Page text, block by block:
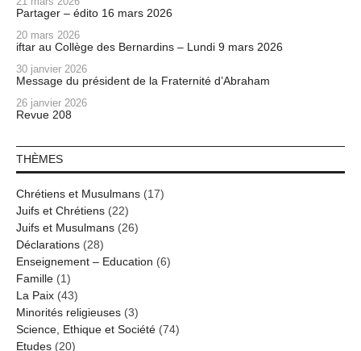
Partager – édito 16 mars 2026
20 mars 2026
iftar au Collège des Bernardins – Lundi 9 mars 2026
30 janvier 2026
Message du président de la Fraternité d’Abraham
26 janvier 2026
Revue 208
THÈMES
Chrétiens et Musulmans (17)
Juifs et Chrétiens (22)
Juifs et Musulmans (26)
Déclarations (28)
Enseignement – Education (6)
Famille (1)
La Paix (43)
Minorités religieuses (3)
Science, Ethique et Société (74)
Etudes (20)